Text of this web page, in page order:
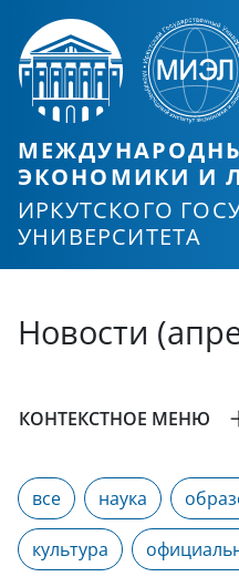
ЭКОНОМИКИ И
ИРКУТСКОГО
УНИВЕРСИТЕТА
Новости
КОНТЕКСТНОЕ МЕНЮ
все наука
культура